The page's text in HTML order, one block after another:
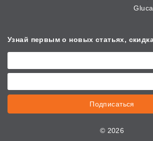
Узнай первым о новых статьях,
Подписаться
© 2026